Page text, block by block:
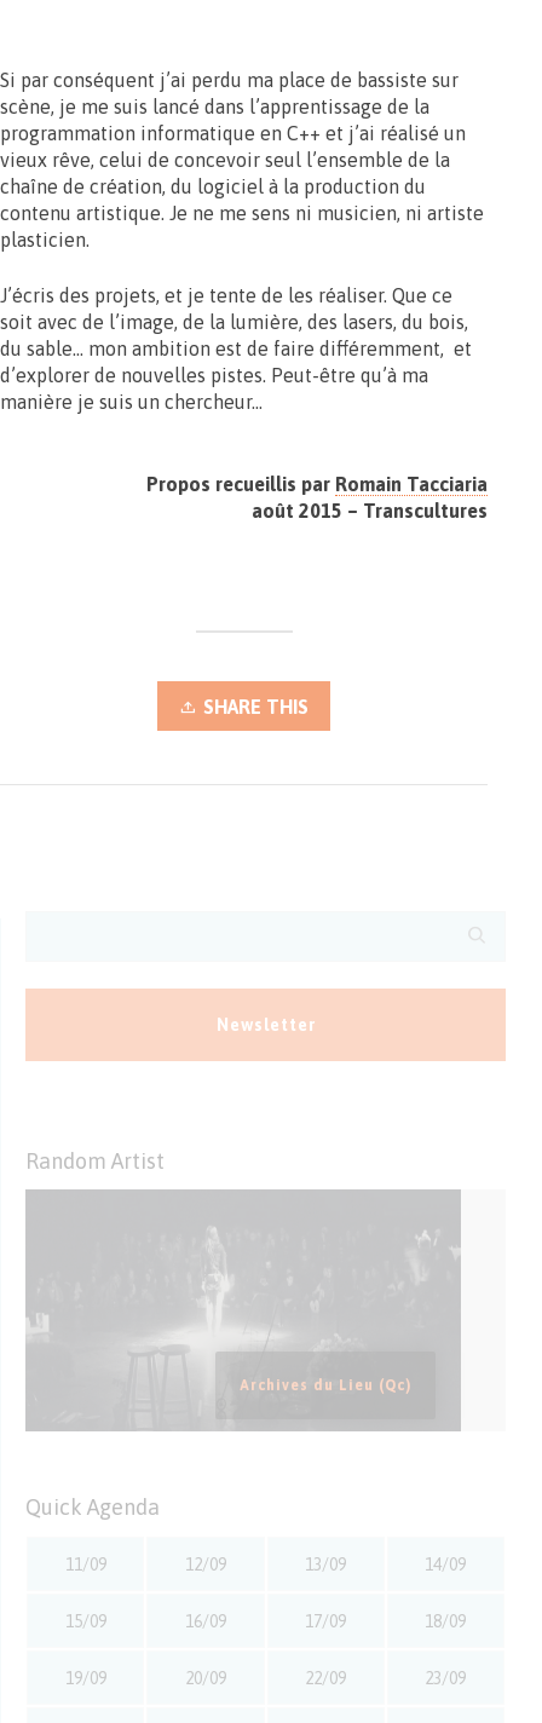
Si par conséquent j’ai perdu ma place de bassiste sur
scène, je me suis lancé dans l’apprentissage de la
programmation informatique en C++ et j’ai réalisé un
vieux rêve, celui de concevoir seul l’ensemble de la
chaîne de création, du logiciel à la production du
contenu artistique. Je ne me sens ni musicien, ni artiste
plasticien.
J’écris des projets, et je tente de les réaliser. Que ce
soit avec de l’image, de la lumière, des lasers, du bois,
du sable… mon ambition est de faire différemment, et
d’explorer de nouvelles pistes. Peut-être qu’à ma
manière je suis un chercheur…
Propos recueillis par Romain Tacciaria
août 2015 – Transcultures
SHARE THIS
Newsletter
Random Artist
Archives du Lieu (Qc)
Quick Agenda
11/09 12/09 13/09 14/09
15/09 16/09 17/09 18/09
19/09 20/09 22/09 23/09